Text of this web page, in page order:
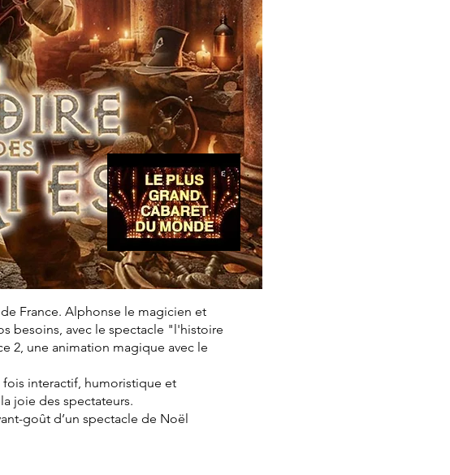
France. Alphonse le magicien et
besoins, avec le spectacle "l'histoire
2, une animation magique avec le
interactif, humoristique et
joie des spectateurs.
goût d’un spectacle de Noël